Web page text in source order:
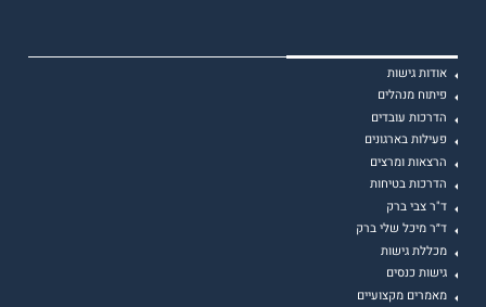
אודות גישות
פיתוח מנהלים
הדרכות עובדים
פעילות בארגונים
הרצאות ומרצים
הדרכות בטיחות
ד"ר צבי ברק
ד״ר מיכל שלי ברק
מכללת גישות
גישות כנסים
מאמרים מקצועיים